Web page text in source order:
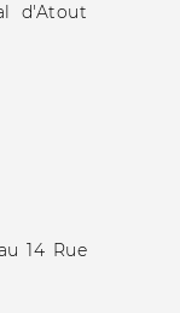
d'Atout
14 Rue